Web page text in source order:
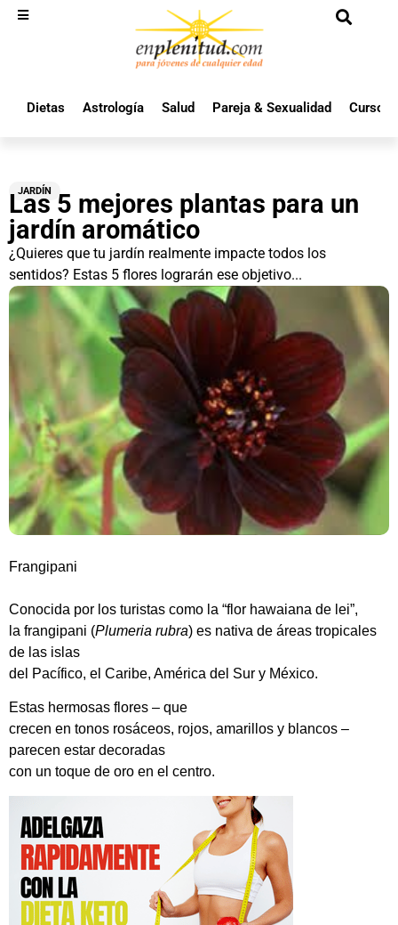
Dietas Astrología Salud Pareja & Sexualidad Cursos
JARDÍN
Las 5 mejores plantas para un
jardín aromático
¿Quieres que tu jardín realmente impacte todos los
sentidos? Estas 5 flores lograrán ese objetivo...
Frangipani
Conocida por los turistas como la “flor hawaiana de lei”,
la frangipani (Plumeria rubra) es nativa de áreas tropicales
de las islas
del Pacífico, el Caribe, América del Sur y México.
Estas hermosas flores – que
crecen en tonos rosáceos, rojos, amarillos y blancos –
parecen estar decoradas
con un toque de oro en el centro.